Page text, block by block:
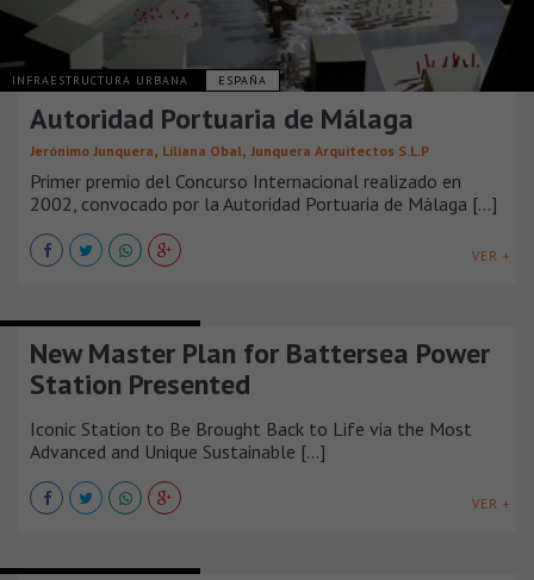
INFRAESTRUCTURA URBANA ESPAÑA
Autoridad Portuaria de Málaga
Jerónimo Junquera, Liliana Obal, Junquera Arquitectos S.L.P
Primer premio del Concurso Internacional realizado en
2002, convocado por la Autoridad Portuaria de Málaga [...]
VER +
New Master Plan for Battersea Power
Station Presented
Iconic Station to Be Brought Back to Life via the Most
Advanced and Unique Sustainable [...]
VER +